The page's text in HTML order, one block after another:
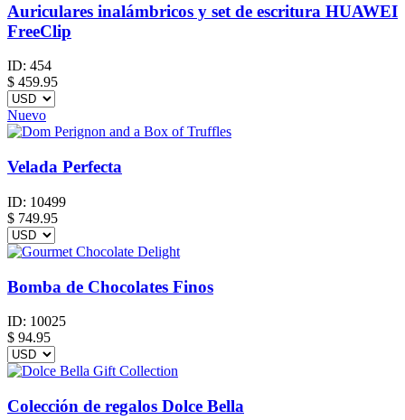
Auriculares inalámbricos y set de escritura HUAWEI
FreeClip
ID: 454
$ 459.95
Nuevo
Velada Perfecta
ID: 10499
$ 749.95
Bomba de Chocolates Finos
ID: 10025
$ 94.95
Colección de regalos Dolce Bella